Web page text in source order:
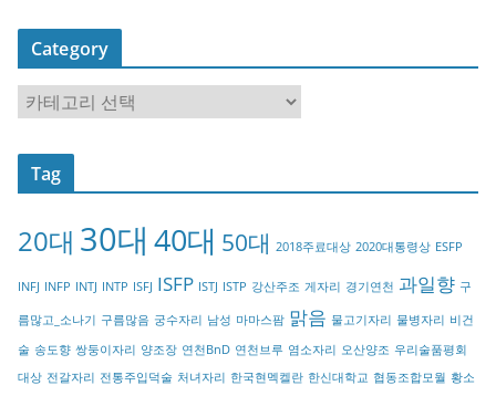
Category
a
t
o
y
Tag
20대 30대 40대 50대 2018주료대상 2020대통령상 ESFP
INFJ INFP INTJ INTP ISFJ ISFP ISTJ ISTP 강산주조 게자리 경기연천 과일향 구
름많고_소나기 구름많음 궁수자리 남성 마마스팜 맑음 물고기자리 물병자리 비건
술 송도향 쌍둥이자리 양조장 연천BnD 연천브루 염소자리 오산양조 우리술품평회
대상 전갈자리 전통주입덕술 처녀자리 한국현멕켈란 한신대학교 협동조합모월 황소